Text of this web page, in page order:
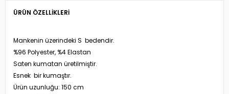
ÜRÜN ÖZELLIKLERI
Mankenin üzerindeki S bedendir.
%96 Polyester, %4 Elastan
Saten kumatan üretilmiştir.
Esnek bir kumaştır.
Ürün uzunluğu: 150 cm